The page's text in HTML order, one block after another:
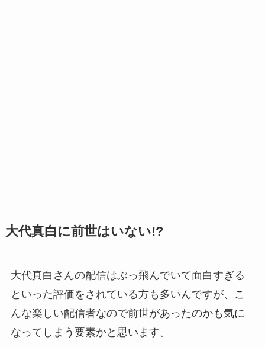
大代真白に前世はいない!?
大代真白さんの配信はぶっ飛んでいて面白すぎる
といった評価をされている方も多いんですが、こ
んな楽しい配信者なので前世があったのかも気に
なってしまう要素かと思います。